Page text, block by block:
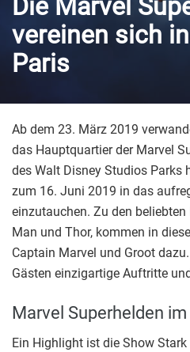
Die Marvel
vereinen sich
Paris
Ab dem 23. März 2019
das Hauptquartier der Marvel
des Walt Disney Studios Parks
zum 16. Juni 2019 in das
einzutauchen. Zu den
Man und Thor, kommen in
Captain Marvel und Groot
Gästen einzigartige Auftritte
Marvel Superhelden
Ein Highlight ist die Show